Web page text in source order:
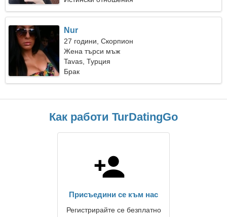
Nur
27 години, Скорпион
Жена търси мъж
Tavas, Турция
Брак
Как работи TurDatingGo
Присъедини се към нас
Регистрирайте се безплатно